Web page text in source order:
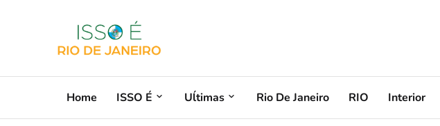
Home ISSO É Uĺtimas Rio De Janeiro RIO Interior